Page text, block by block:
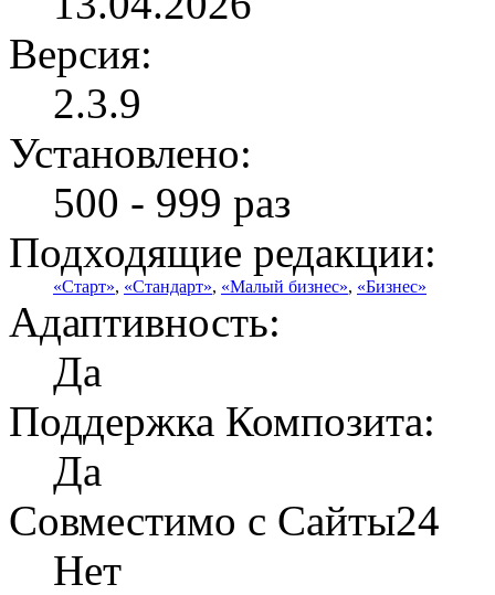
Версия:
2.3.9
Установлено:
500 - 999 раз
Подходящие редакции:
«Старт», «Стандарт», «Малый бизнес», «Бизнес»
Адаптивность:
Да
Поддержка Композита:
Да
Совместимо с Сайты24
Нет